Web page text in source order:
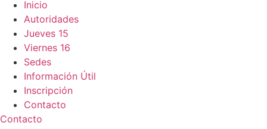
Inicio
Autoridades
Jueves 15
Viernes 16
Sedes
Información Útil
Inscripción
Contacto
Contacto